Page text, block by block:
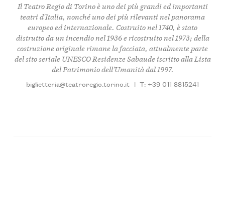
Il Teatro Regio di Torino è uno dei più grandi ed importanti
teatri d'Italia, nonché uno dei più rilevanti nel panorama
europeo ed internazionale. Costruito nel 1740, è stato
distrutto da un incendio nel 1936 e ricostruito nel 1973; della
costruzione originale rimane la facciata, attualmente parte
del sito seriale UNESCO Residenze Sabaude iscritto alla Lista
del Patrimonio dell'Umanità dal 1997.
biglietteria@teatroregio.torino.it | T: +39 011 8815241